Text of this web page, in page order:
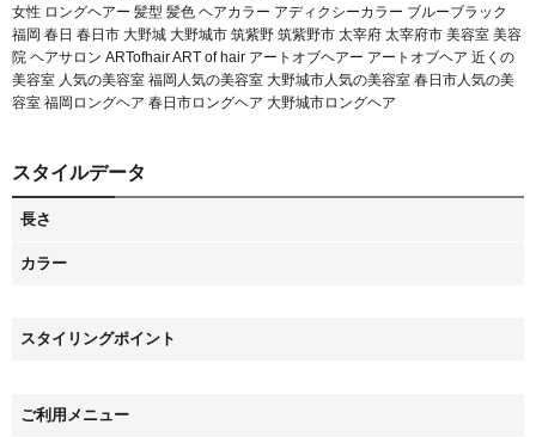
女性 ロングヘアー 髪型 髪色 ヘアカラー アディクシーカラー ブルーブラック
福岡 春日 春日市 大野城 大野城市 筑紫野 筑紫野市 太宰府 太宰府市 美容室 美容
院 ヘアサロン ARTofhair ART of hair アートオブヘアー アートオブヘア 近くの
美容室 人気の美容室 福岡人気の美容室 大野城市人気の美容室 春日市人気の美
容室 福岡ロングヘア 春日市ロングヘア 大野城市ロングヘア
スタイルデータ
長さ
カラー
スタイリングポイント
ご利用メニュー